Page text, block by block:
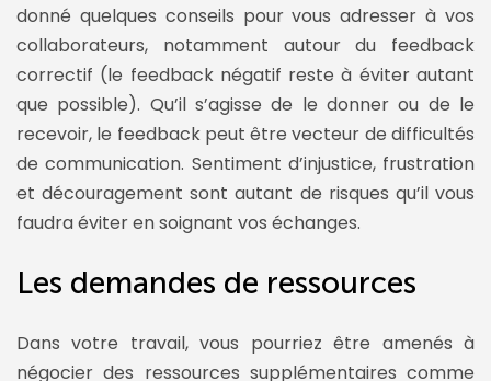
donné quelques conseils pour vous adresser à vos
collaborateurs, notamment autour du feedback
correctif (le feedback négatif reste à éviter autant
que possible). Qu’il s’agisse de le donner ou de le
recevoir, le feedback peut être vecteur de difficultés
de communication. Sentiment d’injustice, frustration
et découragement sont autant de risques qu’il vous
faudra éviter en soignant vos échanges.
Les demandes de ressources
Dans votre travail, vous pourriez être amenés à
négocier des ressources supplémentaires comme